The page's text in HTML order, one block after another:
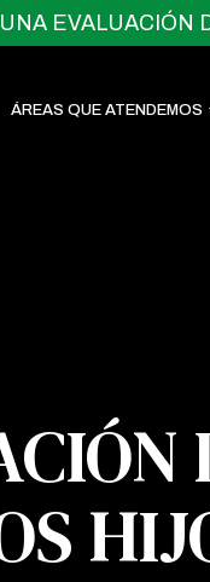
EVALUACIÓN
ÁREAS QUE ATENDEMOS